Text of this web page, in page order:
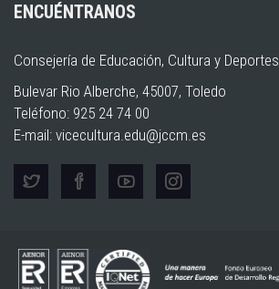
ENCUÉNTRANOS
Consejería de Educación, Cultura y Deportes
Bulevar Rio Alberche, 45007, Toledo
Teléfono: 925 24 74 00
E-mail: vicecultura.edu@jccm.es